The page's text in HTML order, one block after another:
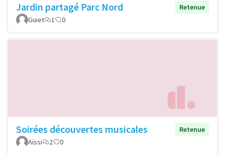
Jardin partagé Parc Nord
Retenue
Guiet
1 0
Soirées découvertes musicales
Retenue
Aïssi
2 0